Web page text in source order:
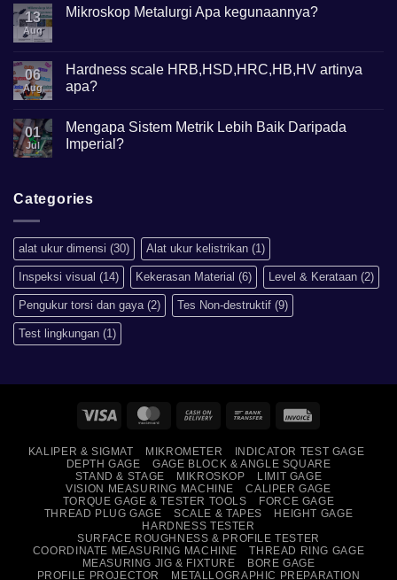
Height
Gauge
13
Aug
Mikroskop Metalurgi Apa kegunaannya?
Mikroskop
Metalurgi
Apa
06
Aug
Hardness scale HRB,HSD,HRC,HB,HV artinya
apa?
on
Hardness
scale
01
Jul
Mengapa Sistem Metrik Lebih Baik Daripada
Imperial?
Mengapa
Sistem
Baik
Daripada
Imperial?
Categories
alat ukur dimensi (30) Alat ukur kelistrikan (1)
Inspeksi visual (14) Kekerasan Material (6) Level & Kerataan (2)
Pengukur torsi dan gaya (2) Tes Non-destruktif (9)
Test lingkungan (1)
Visa MasterCardCash
Delivery
Bank
KALIPER & SIGMAT MIKROMETER
INDICATOR TEST GAGE
DEPTH GAGE
GAGE BLOCK & ANGLE SQUARE
STAND & STAGE
MIKROSKOP
LIMIT GAGE
VISION MEASURING MACHINE
CALIPER GAGE
TORQUE GAGE & TESTER TOOLS
FORCE GAGE
THREAD PLUG GAGE
SCALE & TAPES
HEIGHT GAGE
HARDNESS TESTER
SURFACE ROUGHNESS & PROFILE TESTER
COORDINATE MEASURING MACHINE
THREAD RING GAGE
MEASURING JIG & FIXTURE
BORE GAGE
PROFILE PROJECTOR
METALLOGRAPHIC PREPARATION